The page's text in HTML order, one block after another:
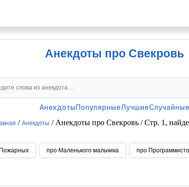
Анекдоты про Свекровь
АнекдотыПопулярныеЛучшиеСлучайные
/ Анекдоты / Анекдоты про Свекровь / Стр. 1,
про Маленького мальчика про